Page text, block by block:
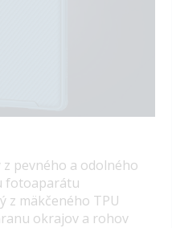
pevného a odolného
fotoaparátu
z mäkčeného TPU
okrajov a rohov